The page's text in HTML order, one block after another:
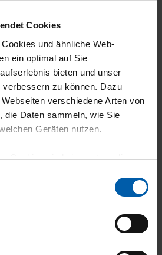
Cookies
und ähnliche Web-
ein optimal auf Sie
bieten und unser
zu können. Dazu
verschiedene Arten von
die Daten sammeln, wie Sie
Geräten nutzen.
Cookies sind eine notwendige
wie etwa zur Auswahl und
perfekt. Es liegt
Haut. Die Qualität ist